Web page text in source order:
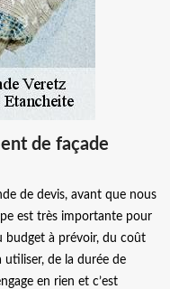
de façade
de devis, avant que nous
est très importante pour
budget à prévoir, du coût
de la durée de
en rien et c’est